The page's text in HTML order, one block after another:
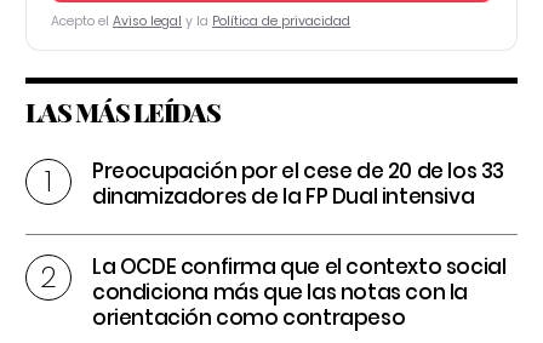
Acepto el Aviso legal y la Política de privacidad
LAS MÁS LEÍDAS
Preocupación por el cese de 20 de los 33
dinamizadores de la FP Dual intensiva
La OCDE confirma que el contexto social
condiciona más que las notas con la
orientación como contrapeso